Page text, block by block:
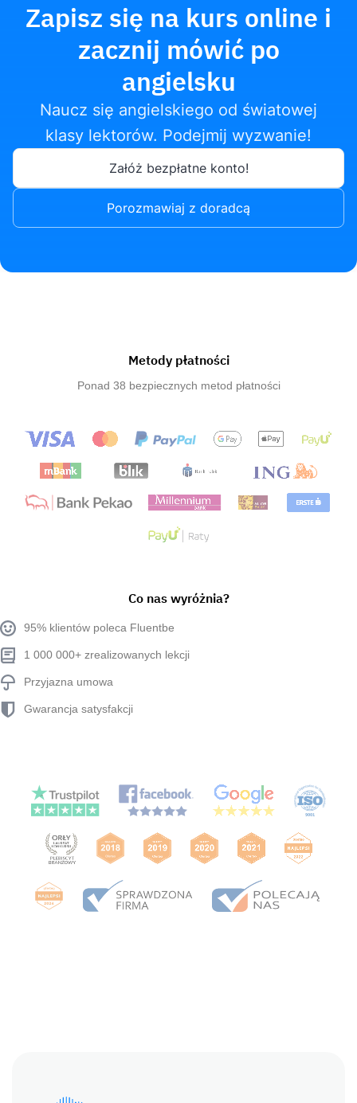
Zapisz się na kurs online i
zacznij mówić po
angielsku
Naucz się angielskiego od światowej
klasy lektorów. Podejmij wyzwanie!
Załóż bezpłatne konto!
Porozmawiaj z doradcą
Metody płatności
Ponad 38 bezpiecznych metod płatności
Co nas wyróżnia?
95% klientów poleca Fluentbe
1 000 000+ zrealizowanych lekcji
Przyjazna umowa
Gwarancja satysfakcji